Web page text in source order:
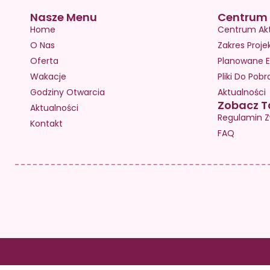
Nasze Menu
Home
O Nas
Oferta
Wakacje
Godziny Otwarcia
Aktualności
Kontakt
Centrum
Centrum
Zakres
Planowane
Pliki Do
Aktualności
Zobacz
Regulamin
FAQ